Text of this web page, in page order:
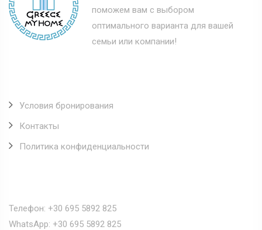
поможем вам с выбором
оптимального варианта для вашей
семьи или компании!
Условия бронирования
Контакты
Политика конфиденциальности
Телефон: +30 695 5892 825
WhatsApp: +30 695 5892 825